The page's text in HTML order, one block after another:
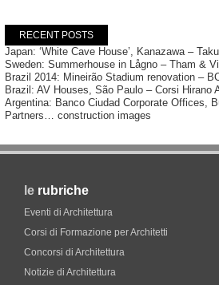
RECENT POSTS
Japan: ‘White Cave House’, Kanazawa –
Sweden: Summerhouse in Lågno – Tham &
Brazil 2014: Mineirão Stadium renovation –
Brazil: AV Houses, São Paulo – Corsi Hirano
Argentina: Banco Ciudad Corporate Offices,
Partners… construction images
le rubriche
Eventi di Architettura
Corsi di Formazione per Architetti
Concorsi di Architettura
Notizie di Architettura